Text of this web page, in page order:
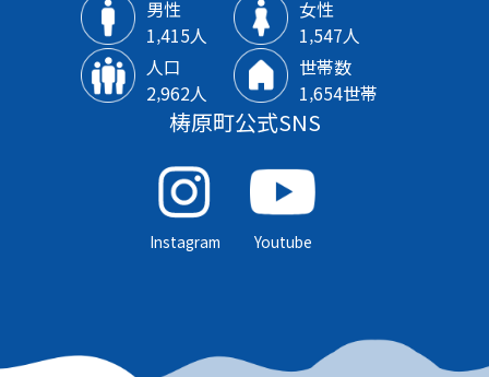
男性
1‚415人
女性
1‚547人
人口
2‚962人
世帯数
1‚654世帯
梼原町公式SNS
Instagram Youtube